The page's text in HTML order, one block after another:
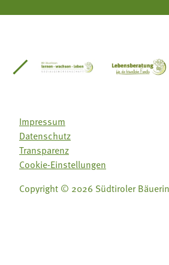
Südtirol
Gärtnervereinigung
Sozialgenossenschaft
Impressum
Datenschutz
Transparenz
Cookie-Einstellungen
Copyright © 2026 Südtiroler